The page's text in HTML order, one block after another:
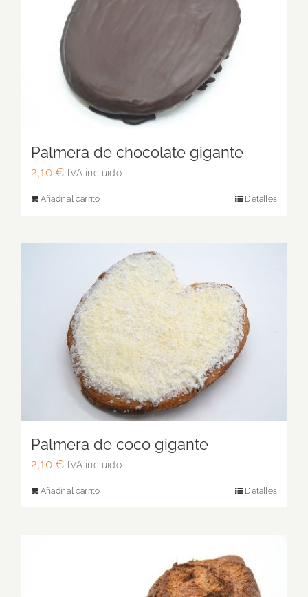
Palmera de chocolate gigante
2,10 € IVA incluido
Añadir al carrito Detalles
Palmera de coco gigante
2,10 € IVA incluido
Añadir al carrito Detalles